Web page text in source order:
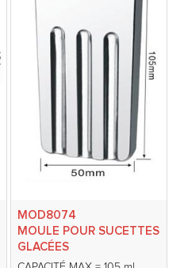
MOD8074
MOULE POUR SUCETTES
GLACÉES